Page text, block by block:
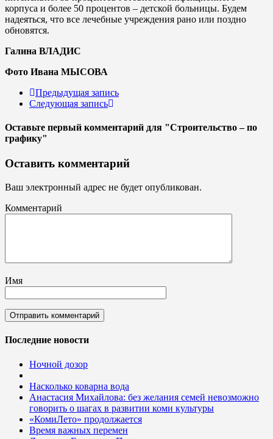
корпуса и более 50 процентов – детской больницы. Будем
надеяться, что все лечебные учреждения рано или поздно
обновятся.
Галина ВЛАДИС
Фото Ивана МЫСОВА
Предыдущая запись
Следующая запись
Оставьте первый комментарий для "Строительство – по
графику"
Оставить комментарий
Ваш электронный адрес не будет опубликован.
Комментарий
Имя
Последние новости
Ночной дозор
Насколько коварна вода
Анастасия Михайлова: без желания семей невозможно
говорить о шагах в развитии коми культуры
«КомиЛето» продолжается
Время важных перемен